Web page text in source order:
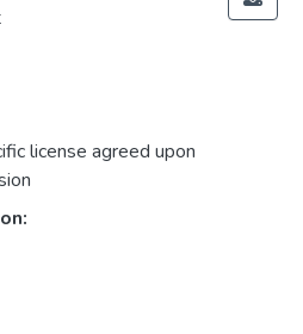
license agreed upon